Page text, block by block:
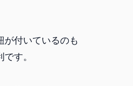
が付いているのも
す。